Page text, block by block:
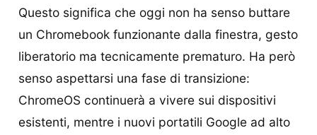
Questo significa che oggi non ha senso buttare
un Chromebook funzionante dalla finestra, gesto
liberatorio ma tecnicamente prematuro. Ha però
senso aspettarsi una fase di transizione:
ChromeOS continuerà a vivere sui dispositivi
esistenti, mentre i nuovi portatili Google ad alto